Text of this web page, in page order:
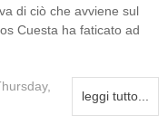
di ciò che avviene sul
Cuesta ha faticato ad
leggi tutto...